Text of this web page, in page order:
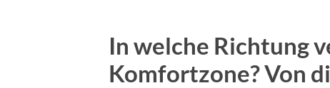
In welche Richtung
Komfortzone?Von